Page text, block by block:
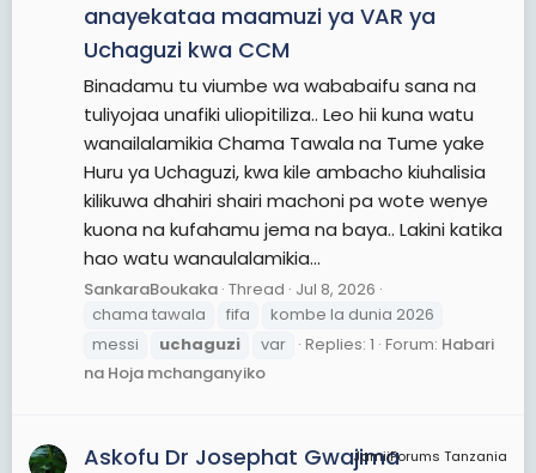
anayekataa maamuzi ya VAR ya
Uchaguzi kwa CCM
Binadamu tu viumbe wa wababaifu sana na
tuliyojaa unafiki uliopitiliza.. Leo hii kuna watu
wanailalamikia Chama Tawala na Tume yake
Huru ya Uchaguzi, kwa kile ambacho kiuhalisia
kilikuwa dhahiri shairi machoni pa wote wenye
kuona na kufahamu jema na baya.. Lakini katika
hao watu wanaulalamikia...
SankaraBoukaka Thread Jul 8, 2026
chama tawala
fifa
kombe la dunia 2026
messi
uchaguzi var Replies: 1 Forum: Habari
na Hoja mchanganyiko
JamiiForums Tanzania
Askofu Dr Josephat Gwajima